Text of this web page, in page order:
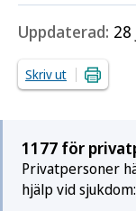
Uppdaterad: 28
Skriv ut
1177 för
Privatpersoner
hjälp vid sjukdom: